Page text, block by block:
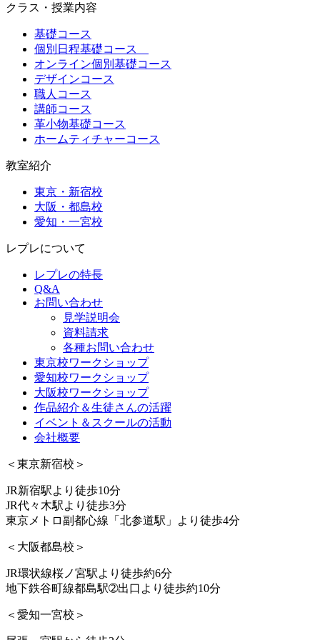
クラス・授業内容
基礎コース
個別日程基礎コース
オンライン個別基礎コース
デザインコース
職人コース
講師コース
革小物基礎コース
ホームティチャーコース
教室紹介
東京・新宿校
大阪・都島校
愛知・一宮校
レプレについて
レプレの特長
Q&A
お問い合わせ
見学説明会
資料請求
各種お問い合わせ
東京校ワークショップ
愛知校ワークショップ
大阪校ワークショップ
作品紹介＆生徒さんの活躍
イベント＆スクールの活動
会社概要
＜東京新宿校＞
JR新宿駅より徒歩10分
JR代々木駅より徒歩3分
東京メトロ副都心線「北参道駅」より徒歩4分
＜大阪都島校＞
JR環状線桜ノ宮駅より徒歩約6分
地下鉄谷町線都島駅➁出口より徒歩約10分
＜愛知一宮校＞